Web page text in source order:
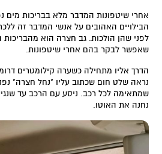
אחרי שיטפונות המדבר מלא בבריכות מים
הבילויים האהובים על אנשי המדבר זה
לפני שהן הולכות. גב חצרה הוא מהבריכות
שאפשר לבקר בהם אחרי שיטפונות.
הדרך אליו מתחילה כשערה קילומטרים
נראה שלט חום שכתוב עליו "נחל חצרה"
שמתאימה לכל רכב. ניסע עם הרכב עד
נחנה את האוטו.